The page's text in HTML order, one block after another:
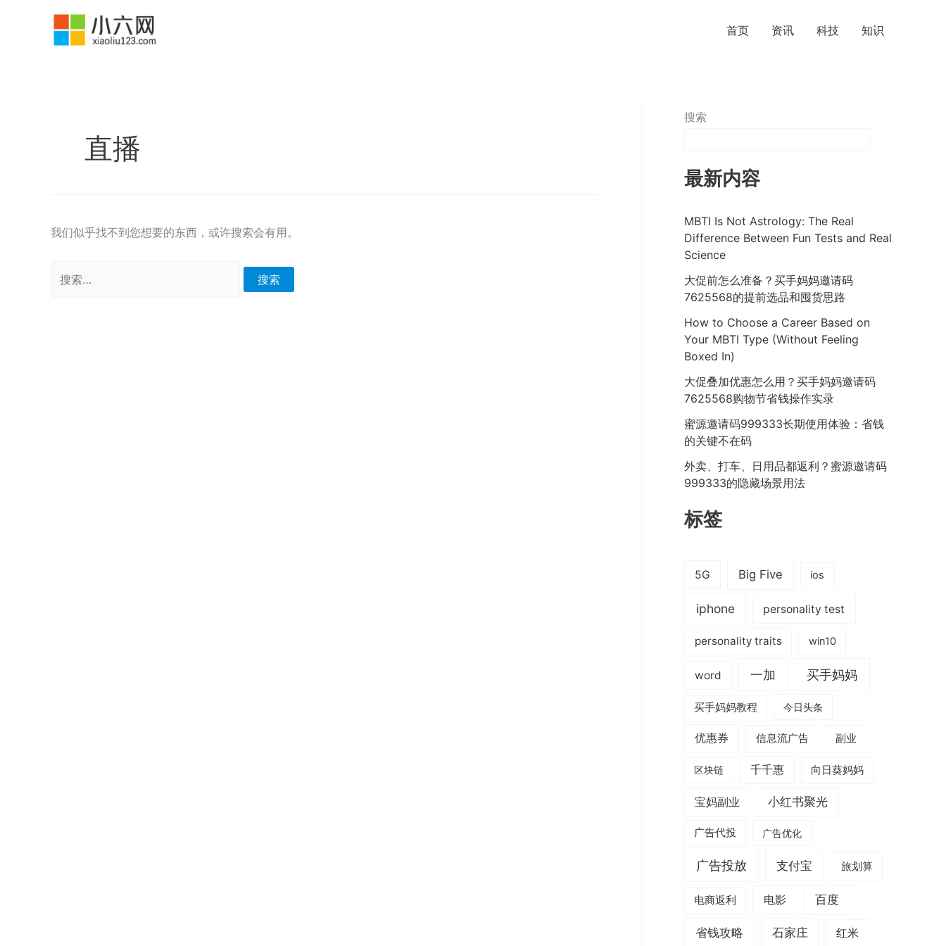
首页 资讯 科技 知识
直播
我们似乎找不到您想要的东西，或许搜索会有用。
索：
搜索
最新内容
MBTI Is Not Astrology: The Real
Difference Between Fun Tests and Real
Science
大促前怎么准备？买手妈妈邀请码
7625568的提前选品和囤货思路
How to Choose a Career Based on
Your MBTI Type (Without Feeling
Boxed In)
大促叠加优惠怎么用？买手妈妈邀请码
7625568购物节省钱操作实录
蜜源邀请码999333长期使用体验：省钱
的关键不在码
外卖、打车、日用品都返利？蜜源邀请码
999333的隐藏场景用法
标签
5G Big Five ios
iphone personality test
personality traits win10
word 一加 买手妈妈
买手妈妈教程 今日头条
优惠券 信息流广告 副业
区块链 千千惠 向日葵妈妈
宝妈副业 小红书聚光
广告代投 广告优化
广告投放 支付宝 旅划算
电商返利 电影 百度
省钱攻略 石家庄 红米